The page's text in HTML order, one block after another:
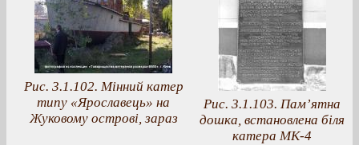
Рис. 3.1.102. Мінний катер
типу «Ярославець» на
Жуковому острові, зараз
Рис. 3.1.103. Пам’ятна
дошка, встановлена біля
катера МК-4